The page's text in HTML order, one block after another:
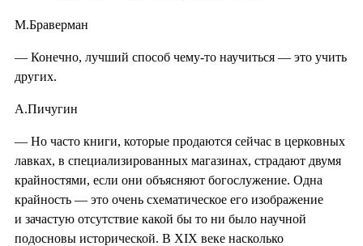
М.Браверман
— Конечно, лучший способ чему-то научиться — это учить
других.
А.Пичугин
— Но часто книги, которые продаются сейчас в церковных
лавках, в специализированных магазинах, страдают двумя
крайностями, если они объясняют богослужение. Одна
крайность — это очень схематическое его изображение
и зачастую отсутствие какой бы то ни было научной
подосновы исторической. В XIX веке насколько